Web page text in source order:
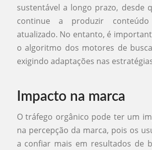
sustentável a longo prazo, desde
continue a produzir
atualizado. No entanto, é
o algoritmo dos motores de
exigindo adaptações nas
Impacto na marca
O tráfego orgânico pode ter um
na percepção da marca, pois os
a confiar mais em resultados de